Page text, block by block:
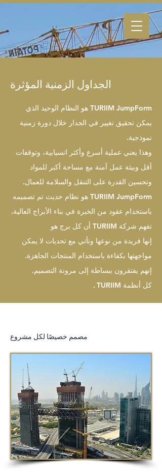
الجداول الزمنية المؤثرة
TURIIM JumpForm هو النظام الوحيد الذي
يمكن تحقيق تغيير في الجدار خلال دورة زمنية
نموذجية.
وهذا يعني عملية أسرع وأكثر انسيابية، وتوقفات
أقل وبيئة عمل آمنة مع مساحة أكبر للمواد
وتحسين القدرة على التنقل والسلامة للعمال.
TURIIM JumpForm هو نظام حديث تم تصميمه
باستخدام عقود من الخبرة في بناء الأبراج العالية.
تفهم شركة TURIIM أن كل برج هو
إنها فريدة من نوعها وتأتي مع تحديات لا يمكن
مواجهتها بكفاءة باستخدام المنتجات الجاهزة.
إنهم يفتقرون ببساطة إلى مرونة التصميم.
كل أنظمة TURIIM
.
مصمم خصيصًا لكل مشروع